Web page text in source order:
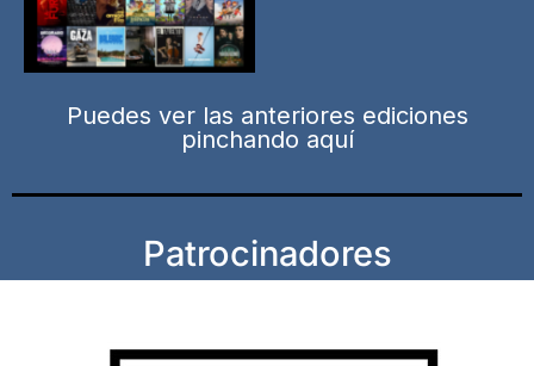
Puedes ver las anteriores ediciones
pinchando aquí
Patrocinadores